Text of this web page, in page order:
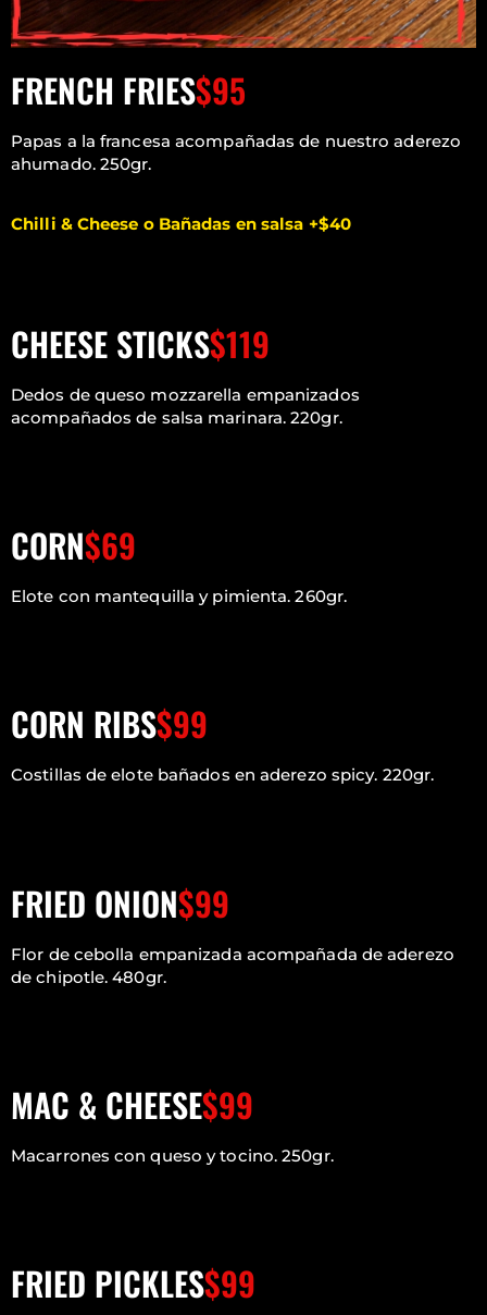
FRENCH FRIES$95
Papas a la francesa acompañadas de nuestro aderezo
ahumado. 250gr.
Chilli & Cheese o Bañadas en salsa +$40
CHEESE STICKS$119
Dedos de queso mozzarella empanizados
acompañados de salsa marinara. 220gr.
CORN$69
Elote con mantequilla y pimienta. 260gr.
CORN RIBS$99
Costillas de elote bañados en aderezo spicy. 220gr.
FRIED ONION$99
Flor de cebolla empanizada acompañada de aderezo
de chipotle. 480gr.
MAC & CHEESE$99
Macarrones con queso y tocino. 250gr.
FRIED PICKLES$99